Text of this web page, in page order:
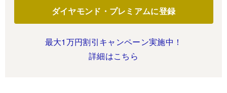
ダイヤモンド・プレミアムに登録
最大1万円割引キャンペーン実施中！
詳細はこちら